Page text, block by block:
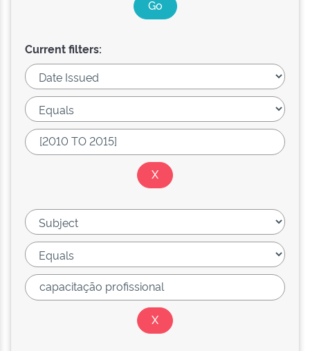
Current filters: